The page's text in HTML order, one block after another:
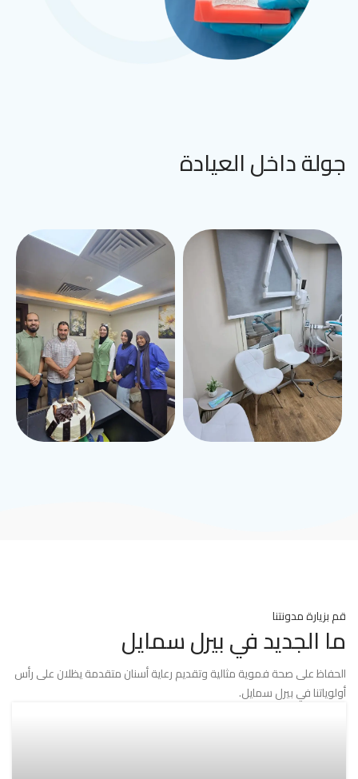
جولة داخل العيادة
قم بزيارة مدونتنا
ما الجديد في بيرل سمايل
الحفاظ على صحة فموية مثالية وتقديم رعاية أسنان متقدمة يظلان على رأس
أولوياتنا في بيرل سمايل.